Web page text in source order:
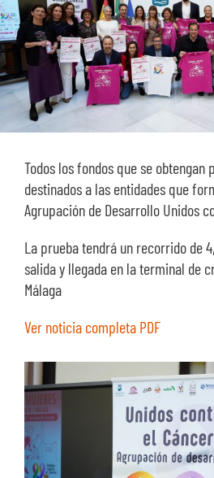
TRANSPARENCIA
Todos los fondos que se
destinados a las entidades que
Agrupación de Desarrollo Unidos
La prueba tendrá un recorrido de
salida y llegada en la terminal de
Málaga
Ver noticia completa PDF